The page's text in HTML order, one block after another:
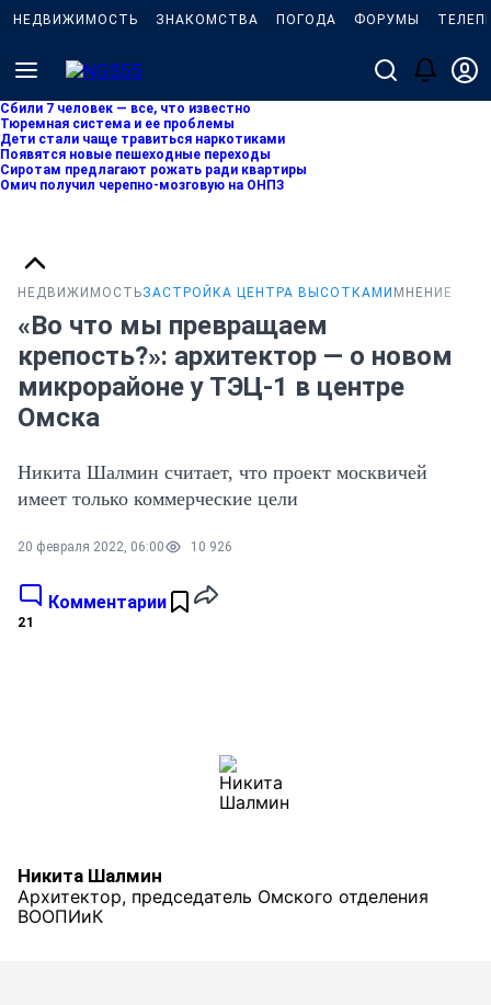
НЕДВИЖИМОСТЬ ЗНАКОМСТВА ПОГОДА ФОРУМЫ
Сбили 7 человек — все, что известно
Тюремная система и ее проблемы
Дети стали чаще травиться наркотиками
Появятся новые пешеходные переходы
Сиротам предлагают рожать ради квартиры
Омич получил черепно-мозговую на ОНПЗ
НЕДВИЖИМОСТЬЗАСТРОЙКА ЦЕНТРА ВЫСОТКАМИ МНЕНИЕ
«Во что мы превращаем
крепость?»: архитектор — о новом
микрорайоне у ТЭЦ-1 в центре
Омска
Никита Шалмин считает, что проект москвичей
имеет только коммерческие цели
20 февраля 2022, 06:00 10 926
Комментарии
21
Никита Шалмин
Архитектор, председатель Омского отделения
ВООПИиК